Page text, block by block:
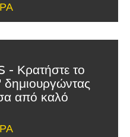
Κρατήστε το
από καλό